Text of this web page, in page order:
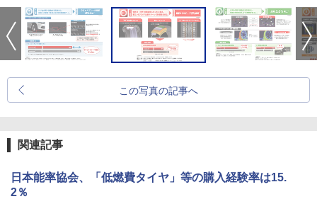
この写真の記事へ
関連記事
日本能率協会、「低燃費タイヤ」等の購入経験率は15.
2％